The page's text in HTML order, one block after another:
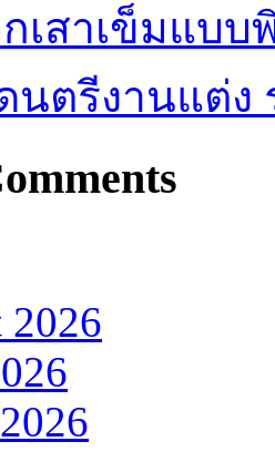
เสาเข็มแบบ
นตรีงานแต่ง
2026